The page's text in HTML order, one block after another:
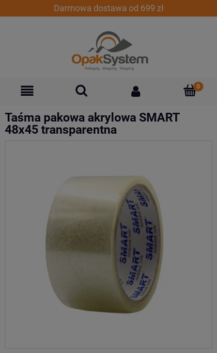
Darmowa dostawa od 699 zł
Taśma pakowa akrylowa SMART
48x45 transparentna